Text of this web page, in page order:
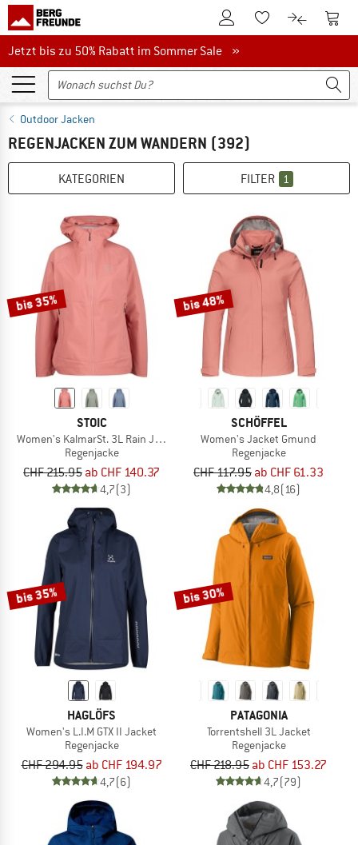
Zum KundenkontoZum Merkzettel.
Zum Zum
Jetzt bis zu 50% Rabatt im Sommer Sale
Jetzt bis zu 50% Rabatt im Sommer Sale »
Outdoor Jacken
REGENJACKEN ZUM WANDERN (392)
KATEGORIEN FILTER 1
bis 35%
STOIC
Women's KalmarSt. 3L Rain Jacket II
Regenjacke
CHF 215.95 ab CHF 140.37
4,7(3)
bis 48%
SCHÖFFEL
Women's Jacket Gmund
Regenjacke
CHF 117.95 ab CHF 61.33
4,8(16)
bis 35%
HAGLÖFS
Women's L.I.M GTX II Jacket
Regenjacke
CHF 294.95 ab CHF 194.97
4,7(6)
bis 30%
PATAGONIA
Torrentshell 3L Jacket
Regenjacke
CHF 218.95 ab CHF 153.27
4,7(79)